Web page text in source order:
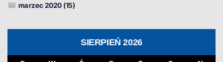
marzec 2020 (15)
SIERPIEŃ 2026